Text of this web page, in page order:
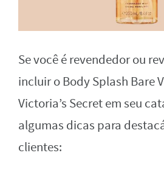
Se você é revendedor ou
incluir o Body Splash Bare
Victoria’s Secret em seu
algumas dicas para
clientes: